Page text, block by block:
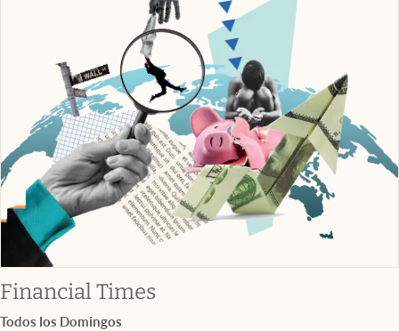
Financial Timesabre en nueva pestaña
Todos los Domingos